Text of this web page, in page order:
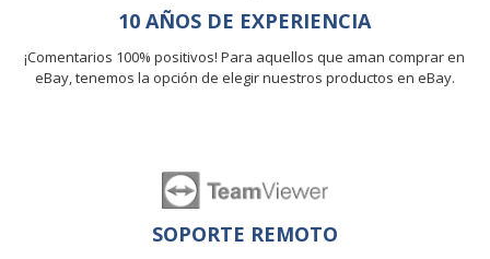
10 AÑOS DE EXPERIENCIA
¡Comentarios 100% positivos! Para aquellos que aman comprar en
eBay, tenemos la opción de elegir nuestros productos en eBay.
SOPORTE REMOTO